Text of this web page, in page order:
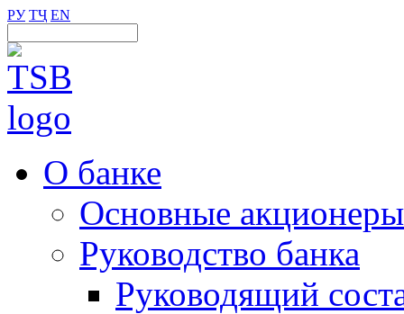
РУ ТҶ EN
О банке
Основные акционеры
Руководство банка
Руководящий